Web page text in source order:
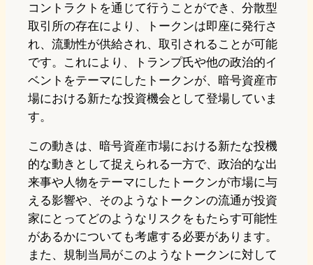
コントラクトを通じて行うことができ、分散型
取引所の存在により、トークンは即座に発行さ
れ、流動性が供給され、取引されることが可能
です。これにより、トランプ氏や他の政治的イ
ベントをテーマにしたトークンが、暗号資産市
場における新たな投資機会として登場していま
す。
この動きは、暗号資産市場における新たな投機
的な動きとして捉えられる一方で、政治的な出
来事や人物をテーマにしたトークンが市場に与
える影響や、そのようなトークンの流通が投資
家にとってどのようなリスクをもたらす可能性
があるかについても考慮する必要があります。
また、規制当局がこのようなトークンに対して